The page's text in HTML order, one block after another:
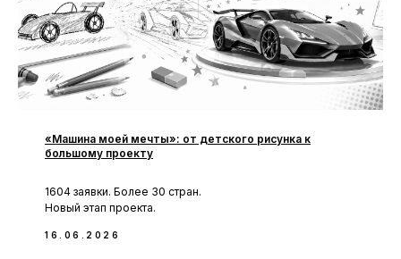
«Машина моей мечты»: от детского рисунка к
большому проекту
1604 заявки. Более 30 стран.
Новый этап проекта.
16.06.2026